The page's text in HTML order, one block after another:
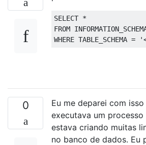
SELECT *
FROM
WHERE TABLE_SCHEMA =
0
Eu me deparei com
executava um
estava criando muitas
no banco de dados. Eu